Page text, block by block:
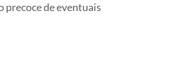
precoce de eventuais